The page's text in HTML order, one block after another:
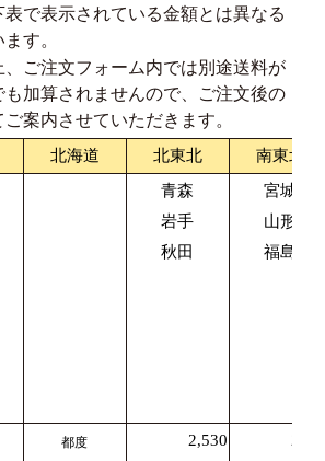
で表示されている金額とは異なる
す。
ご注文フォーム内では別途送料が
も加算されませんので、ご注文後の
案内させていただきます。
北海道 北東北 南東北
青森
岩手
秋田
宮城
山形
福島
都度
2,530